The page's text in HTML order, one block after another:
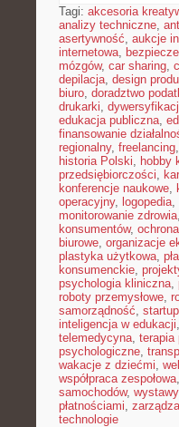
Tagi: akcesoria
analizy techniczne,
asertywność, aukcje
internetowa,
mózgów, car sharing,
depilacja, design
biuro, doradztwo
drukarki,
edukacja publiczna,
finansowanie
regionalny, freelancing,
historia Polski, hobby
przedsiębiorczości,
konferencje naukowe,
operacyjny, logopedia,
monitorowanie zdrowia,
konsumentów,
biurowe, organizacje
plastyka użytkowa,
konsumenckie,
psychologia kliniczna,
roboty przemysłowe,
samorządność,
inteligencja w edukacji,
telemedycyna, terapia
psychologiczne,
wakacje z dziećmi,
współpraca zespołowa,
samochodów,
płatnościami,
technologie